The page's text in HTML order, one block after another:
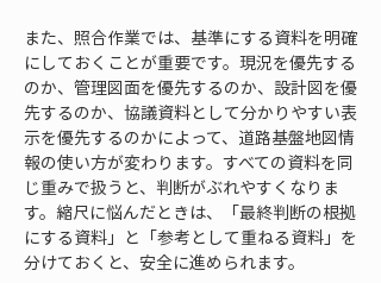
また、照合作業では、基準にする資料を明確
にしておくことが重要です。現況を優先する
のか、管理図面を優先するのか、設計図を優
先するのか、協議資料として分かりやすい表
示を優先するのかによって、道路基盤地図情
報の使い方が変わります。すべての資料を同
じ重みで扱うと、判断がぶれやすくなりま
す。縮尺に悩んだときは、「最終判断の根拠
にする資料」と「参考として重ねる資料」を
分けておくと、安全に進められます。